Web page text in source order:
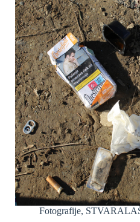
Fotografije,